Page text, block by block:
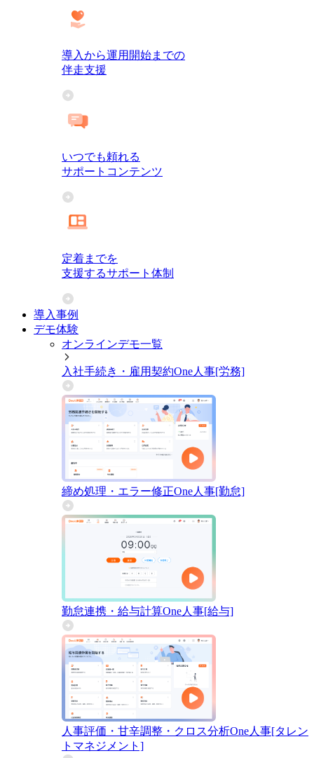
導入から運用開始までの
伴走支援
いつでも頼れる
サポートコンテンツ
定着までを
支援するサポート体制
導入事例
デモ体験
オンラインデモ一覧
入社手続き・雇用契約One人事[労務]
締め処理・エラー修正One人事[勤怠]
勤怠連携・給与計算One人事[給与]
人事評価・甘辛調整・クロス分析One人事[タレン
トマネジメント]